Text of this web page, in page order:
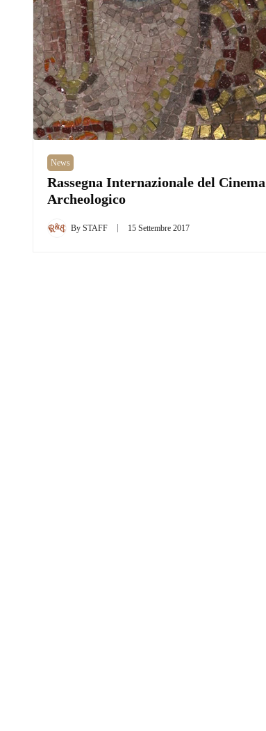
News
Rassegna Internazionale del Cinema
Archeologico
By STAFF 15 Settembre 2017